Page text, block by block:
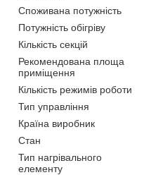
Споживана потужність
Потужність обігріву
Кількість секцій
Рекомендована площа
приміщення
Кількість режимів роботи
Тип управління
Країна виробник
Стан
Тип нагрівального
елементу